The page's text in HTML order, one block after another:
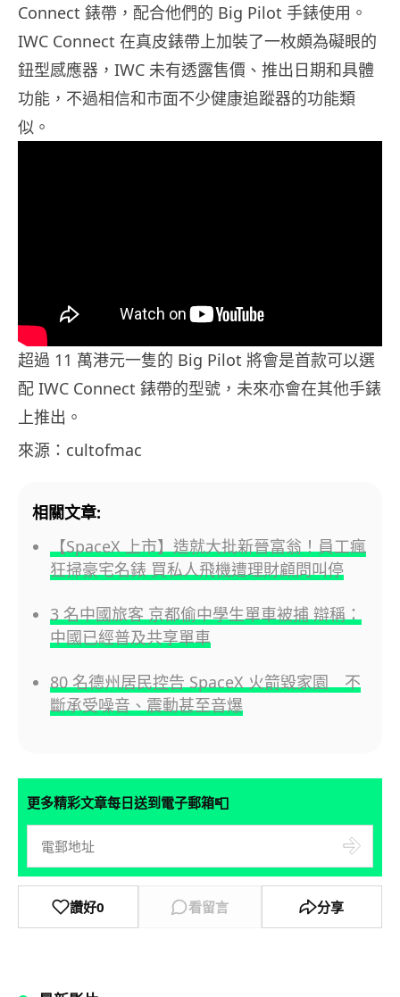
Connect 錶帶，配合他們的 Big Pilot 手錶使用。
IWC Connect 在真皮錶帶上加裝了一枚頗為礙眼的
鈕型感應器，IWC 未有透露售價、推出日期和具體
功能，不過相信和市面不少健康追蹤器的功能類
似。
超過 11 萬港元一隻的 Big Pilot 將會是首款可以選
配 IWC Connect 錶帶的型號，未來亦會在其他手錶
上推出。
來源：cultofmac
相關文章:
【SpaceX 上市】造就大批新晉富翁！員工瘋
狂掃豪宅名錶 買私人飛機遭理財顧問叫停
3 名中國旅客 京都偷中學生單車被捕 辯稱：
中國已經普及共享單車
80 名德州居民控告 SpaceX 火箭毀家園 不
斷承受噪音、震動甚至音爆
更多精彩文章每日送到電子郵箱📮
讚好0 看留言 分享